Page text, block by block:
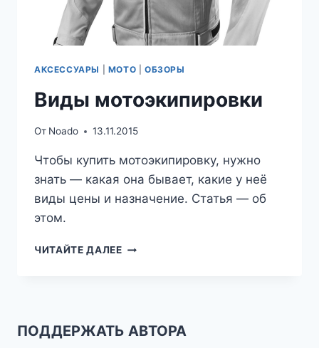
АКСЕССУАРЫ МОТО ОБЗОРЫ
Виды мотоэкипировки
От Noado 13.11.2015
Чтобы купить мотоэкипировку, нужно
знать — какая она бывает, какие у неё
виды цены и назначение. Статья — об
этом.
ЧИТАЙТЕ ДАЛЕЕВИДЫ
ПОДДЕРЖАТЬ АВТОРА